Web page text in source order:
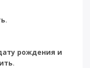
.
рождения и
.